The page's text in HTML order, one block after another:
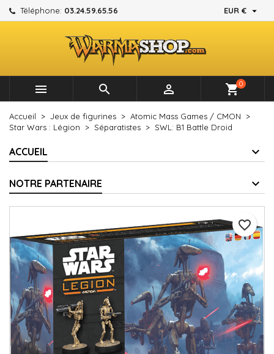
Téléphone: 03.24.59.65.56 EUR € 
   shopping_cart0
Accueil Jeux de figurines
Atomic Mass Games / CMON
Star Wars : Légion
Séparatistes SWL: B1 Battle Droid
ACCUEIL
NOTRE PARTENAIRE
favorite_border
Mes listes d'envies ×
Créer une nouvelle liste
Créer une liste d'envies ×
Nom de la liste d'envies
Annuler Créer une liste d'envies
Connexion ×
Vous devez être connecté pour ajouter des produits à
votre liste d'envies.